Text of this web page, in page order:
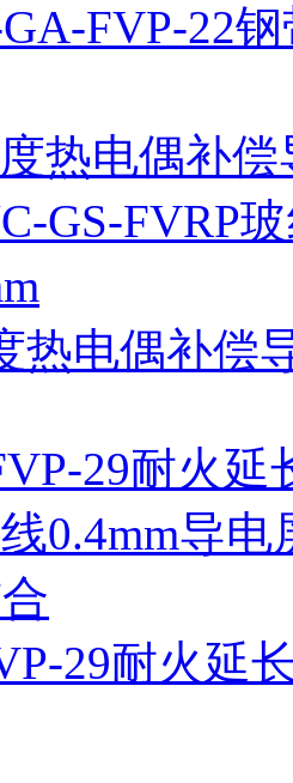
FVP-22
热电偶补偿
29耐火延